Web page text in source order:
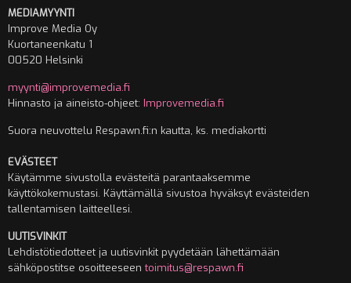
MEDIAMYYNTI
Improve Media Oy
Kuortaneenkatu 1
00520 Helsinki
myynti@improvemedia.fi
Hinnasto ja aineisto-ohjeet: Improvemedia.fi
Suora neuvottelu Respawn.fi:n kautta, ks. mediakortti
EVÄSTEET
Käytämme sivustolla evästeitä parantaaksemme
käyttökokemustasi. Käyttämällä sivustoa hyväksyt evästeiden
tallentamisen laitteellesi.
UUTISVINKIT
Lehdistötiedotteet ja uutisvinkit pyydetään lähettämään
sähköpostitse osoitteeseentoimitus@respawn.fi